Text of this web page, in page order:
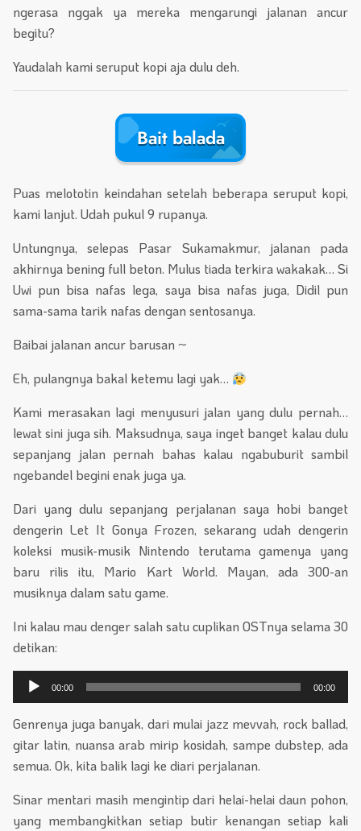
ngerasa nggak ya mereka mengarungi jalanan ancur
begitu?
Yaudalah kami seruput kopi aja dulu deh.
Bait balada
Puas melototin keindahan setelah beberapa seruput kopi,
kami lanjut. Udah pukul 9 rupanya.
Untungnya, selepas Pasar Sukamakmur, jalanan pada
akhirnya bening full beton. Mulus tiada terkira wakakak… Si
Uwi pun bisa nafas lega, saya bisa nafas juga, Didil pun
sama-sama tarik nafas dengan sentosanya.
Baibai jalanan ancur barusan ~
Eh, pulangnya bakal ketemu lagi yak…
Kami merasakan lagi menyusuri jalan yang dulu pernah…
lewat sini juga sih. Maksudnya, saya inget banget kalau dulu
sepanjang jalan pernah bahas kalau ngabuburit sambil
ngebandel begini enak juga ya.
Dari yang dulu sepanjang perjalanan saya hobi banget
dengerin Let It Gonya Frozen, sekarang udah dengerin
koleksi musik-musik Nintendo terutama gamenya yang
baru rilis itu, Mario Kart World. Mayan, ada 300-an
musiknya dalam satu game.
Ini kalau mau denger salah satu cuplikan OSTnya selama 30
detikan:
Pemutar00:00 00:00
Genrenya juga banyak, dari mulai jazz mevvah, rock ballad,
gitar latin, nuansa arab mirip kosidah, sampe dubstep, ada
semua. Ok, kita balik lagi ke diari perjalanan.
Sinar mentari masih mengintip dari helai-helai daun pohon,
yang membangkitkan setiap butir kenangan setiap kali